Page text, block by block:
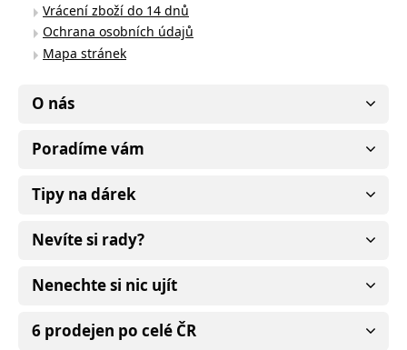
Vrácení zboží do 14 dnů
Ochrana osobních údajů
Mapa stránek
O nás
Poradíme vám
Tipy na dárek
Nevíte si rady?
Nenechte si nic ujít
6 prodejen po celé ČR